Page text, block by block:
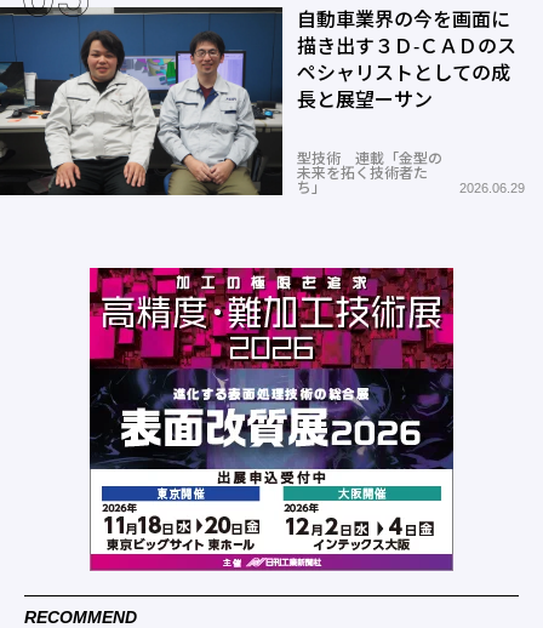
自動車業界の今を画面に
描き出す３Ｄ-ＣＡＤのス
ペシャリストとしての成
長と展望ーサン
型技術 連載「金型の
未来を拓く技術者た
ち」
2026.06.29
RECOMMEND